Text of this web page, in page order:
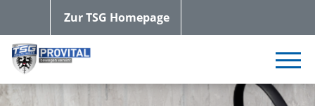
Zur TSG Homepage